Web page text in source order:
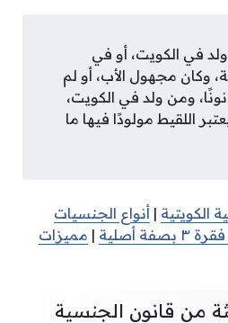
ولد في الكويت، أو في
وكان مجهول الأب، أو لم
ومن ولد في الكويت،
اللقيط مولودًا فيها ما
الكويتية | أنواع الجنسيات
أصلية | مميزات
من قانون الجنسية